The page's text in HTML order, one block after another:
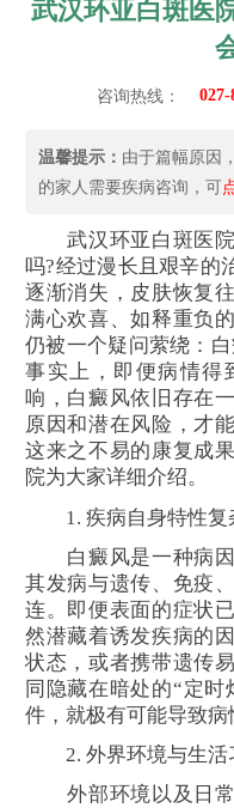
武汉环亚白斑医
咨询热线： 027-
温馨提示： 由于篇幅原因
的家人需要疾病咨询，可
武汉环亚白斑医院
吗?经过漫长且艰辛的
逐渐消失，皮肤恢复
满心欢喜、如释重负
仍被一个疑问萦绕：
事实上，即便病情得
响，白癜风依旧存在
原因和潜在风险，才
这来之不易的康复成
院为大家详细介绍。
1. 疾病自身特性复
白癜风是一种病因
其发病与遗传、免疫
连。即便表面的症状
然潜藏着诱发疾病的
状态，或者携带遗传
同隐藏在暗处的“定
件，就极有可能导致病
2. 外界环境与生活
外部环境以及日常